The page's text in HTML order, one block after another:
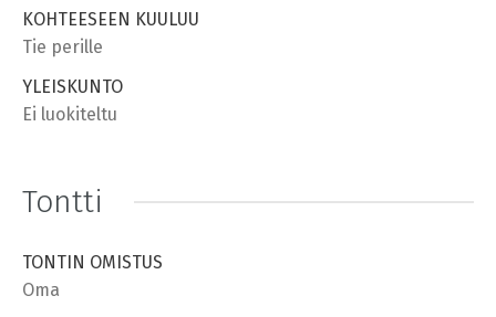
KOHTEESEEN KUULUU
Tie perille
YLEISKUNTO
Ei luokiteltu
Tontti
TONTIN OMISTUS
Oma